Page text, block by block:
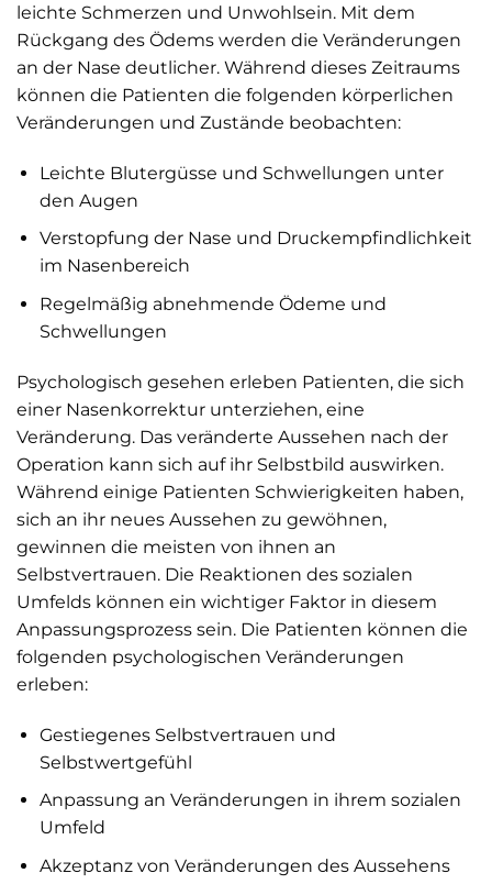
leichte Schmerzen und Unwohlsein. Mit dem
Rückgang des Ödems werden die Veränderungen
an der Nase deutlicher. Während dieses Zeitraums
können die Patienten die folgenden körperlichen
Veränderungen und Zustände beobachten:
Leichte Blutergüsse und Schwellungen unter
den Augen
Verstopfung der Nase und Druckempfindlichkeit
im Nasenbereich
Regelmäßig abnehmende Ödeme und
Schwellungen
Psychologisch gesehen erleben Patienten, die sich
einer Nasenkorrektur unterziehen, eine
Veränderung. Das veränderte Aussehen nach der
Operation kann sich auf ihr Selbstbild auswirken.
Während einige Patienten Schwierigkeiten haben,
sich an ihr neues Aussehen zu gewöhnen,
gewinnen die meisten von ihnen an
Selbstvertrauen. Die Reaktionen des sozialen
Umfelds können ein wichtiger Faktor in diesem
Anpassungsprozess sein. Die Patienten können die
folgenden psychologischen Veränderungen
erleben:
Gestiegenes Selbstvertrauen und
Selbstwertgefühl
Anpassung an Veränderungen in ihrem sozialen
Umfeld
Akzeptanz von Veränderungen des Aussehens